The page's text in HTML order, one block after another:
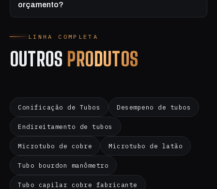
orçamento?
LINHA COMPLETA
OUTROS PRODUTOS
Conificação de Tubos Desempeno de tubos
Endireitamento de tubos
Microtubo de cobre Microtubo de latão
Tubo bourdon manômetro
Tubo capilar cobre fabricante